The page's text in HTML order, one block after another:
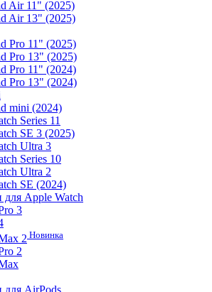
Air 11" (2025)
Air 13" (2025)
Pro 11" (2025)
Pro 13" (2025)
Pro 11" (2024)
Pro 13" (2024)
mini (2024)
Series 11
SE 3 (2025)
Ultra 3
Series 10
Ultra 2
SE (2024)
Apple Watch
3
2 Новинка
2